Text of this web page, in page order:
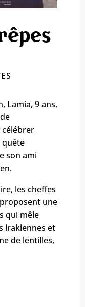
Lamia, 9 ans,
quête
son ami
les cheffes
une
qui mêle
irakiennes et
de lentilles,